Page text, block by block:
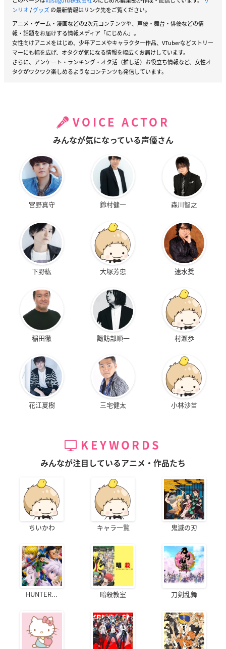
ンリオ/グッズの最新情報はリンク先をご覧ください。
アニメ・ゲーム・漫画などの2次元コンテンツや、声優・舞台・俳優などの情
報・話題をお届けする情報メディア「にじめん」。
女性向けアニメをはじめ、少年アニメやキャラクター作品、VTuberなどストリー
マーにも幅を広げ、オタクが気になる情報を幅広くお届けしています。
さらに、アンケート・ランキング・オタ活（推し活）お役立ち情報など、女性オ
タクがワクワク楽しめるようなコンテンツも発信しています。
VOICE ACTOR
みんなが気になっている声優さん
宮野真守 鈴村健一 森川智之
下野紘 大塚芳忠 速水奨
稲田徹 諏訪部順一 村瀬歩
花江夏樹 三宅健太 小林沙苗
KEYWORDS
みんなが注目しているアニメ・作品たち
ちいかわ キャラ一覧 鬼滅の刃
HUNTER... 暗殺教室 刀剣乱舞